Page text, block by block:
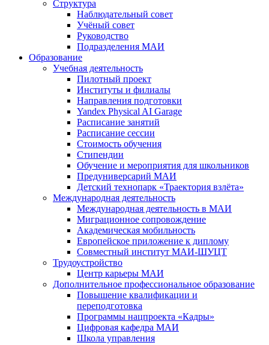
Структура
Наблюдательный совет
Учёный совет
Руководство
Подразделения МАИ
Образование
Учебная деятельность
Пилотный проект
Институты и филиалы
Направления подготовки
Yandex Physical AI Garage
Расписание занятий
Расписание сессии
Стоимость обучения
Стипендии
Обучение и мероприятия для школьников
Предуниверсарий МАИ
Детский технопарк «Траектория взлёта»
Международная деятельность
Международная деятельность в МАИ
Миграционное сопровождение
Академическая мобильность
Европейское приложение к диплому
Совместный институт МАИ-ШУЦТ
Трудоустройство
Центр карьеры МАИ
Дополнительное профессиональное образование
Повышение квалификации и
переподготовка
Программы нацпроекта «Кадры»
Цифровая кафедра МАИ
Школа управления